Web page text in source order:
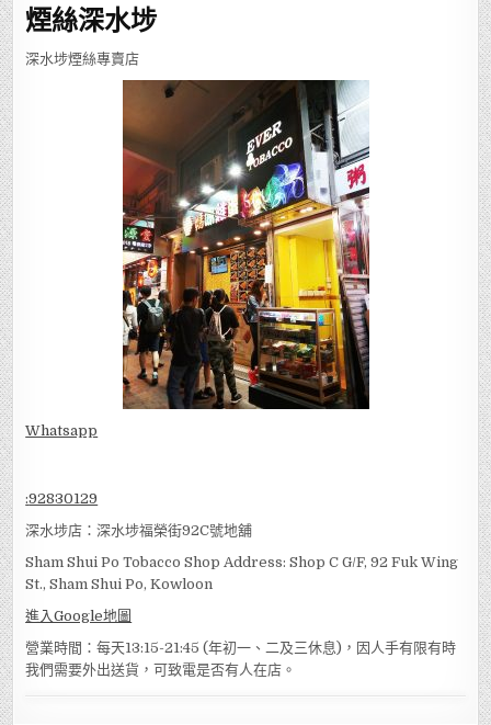
煙絲深水埗
Sham Shui Po Tobacco Shop Address: Shop C G/F, 92 Fuk Wing